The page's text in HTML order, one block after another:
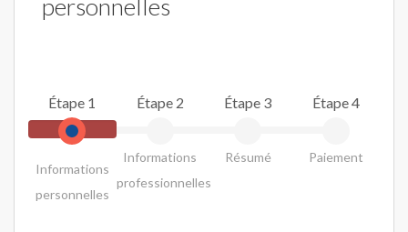
personnelles
Étape 1
Informations
personnelles
Étape 2
Informations
professionnelles
Étape 3
Résumé
Étape 4
Paiement